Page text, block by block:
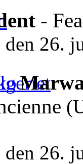
-
den 26.
den 26.